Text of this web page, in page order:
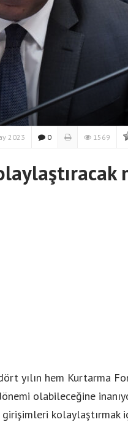
2023 0 1569
yılın hem Kurtarma
olabileceğine
kolaylaştırmak